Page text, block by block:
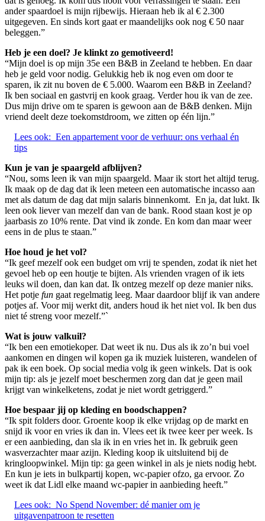
ander spaardoel is mijn rijbewijs. Hieraan heb ik al € 2.300
uitgegeven. En sinds kort gaat er maandelijks ook nog € 50 naar
beleggen.”
Heb je een doel? Je klinkt zo gemotiveerd!
“Mijn doel is op mijn 35e een B&B in Zeeland te hebben. En daar
heb je geld voor nodig. Gelukkig heb ik nog even om door te
sparen, ik zit nu boven de € 5.000. Waarom een B&B in Zeeland?
Ik ben sociaal en gastvrij en kook graag. Verder hou ik van de zee.
Dus mijn drive om te sparen is gewoon aan de B&B denken. Mijn
vriend deelt deze toekomstdroom, we zitten op één lijn.”
Lees ook: Een appartement voor de verhuur: ons verhaal én
tips
Kun je van je spaargeld afblijven?
“Nou, soms leen ik van mijn spaargeld. Maar ik stort het altijd terug.
Ik maak op de dag dat ik leen meteen een automatische incasso aan
met als datum de dag dat mijn salaris binnenkomt. En ja, dat lukt. Ik
leen ook liever van mezelf dan van de bank. Rood staan kost je op
jaarbasis zo 10% rente. Dat vind ik zonde. En kom dan maar weer
eens in de plus te staan.”
Hoe houd je het vol?
“Ik geef mezelf ook een budget om vrij te spenden, zodat ik niet het
gevoel heb op een houtje te bijten. Als vrienden vragen of ik iets
leuks wil doen, dan kan dat. Ik ontzeg mezelf op deze manier niks.
Het potje fun gaat regelmatig leeg. Maar daardoor blijf ik van andere
potjes af. Voor mij werkt dit, anders houd ik het niet vol. Ik ben dus
niet té streng voor mezelf.”`
Wat is jouw valkuil?
“Ik ben een emotiekoper. Dat weet ik nu. Dus als ik zo’n bui voel
aankomen en dingen wil kopen ga ik muziek luisteren, wandelen of
pak ik een boek. Op social media volg ik geen winkels. Dat is ook
mijn tip: als je jezelf moet beschermen zorg dan dat je geen mail
krijgt van winkelketens, zodat je niet wordt getriggerd.”
Hoe bespaar jij op kleding en boodschappen?
“Ik spit folders door. Groente koop ik elke vrijdag op de markt en
snijd ik voor en vries ik dan in. Vlees eet ik twee keer per week. Is
er een aanbieding, dan sla ik in en vries het in. Ik gebruik geen
wasverzachter maar azijn. Kleding koop ik uitsluitend bij de
kringloopwinkel. Mijn tip: ga geen winkel in als je niets nodig hebt.
En kun je iets in bulkpartij kopen, wc-papier ofzo, ga ervoor. Zo
weet ik dat Lidl elke maand wc-papier in aanbieding heeft.”
Lees ook: No Spend November: dé manier om je
uitgavenpatroon te resetten